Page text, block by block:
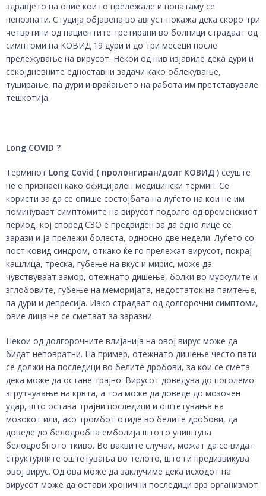
здравјето на оние кои го прележале и понатаму се
непознати. Студија објавена во август покажа дека скоро три
четвртини од пациентите третирани во болници страдаат од
симптоми на КОВИД 19 дури и до три месеци после
прележување на вирусот. Некои од нив изјавиле дека дури и
секојдневните едноставни задачи како облекување,
туширање, па дури и враќањето на работа им претставувале
тешкотија.
Long COVID ?
Терминот Long Covid ( пролонгиран/долг КОВИД ) сеуште
не е признаен како официјален медицински термин. Се
користи за да се опише состојбата на луѓето на кои не им
поминуваат симптомите на вирусот подолго од временскиот
период, кој според СЗО е предвиден за да едно лице се
зарази и ја прележи болеста, односно две недели. Луѓето со
пост ковид синдром, откако ќе го прележат вирусот, покрај
кашлица, треска, губење на вкус и мирис, може да
чувствуваат замор, отежнато дишење, болки во мускулите и
зглобовите, губење на меморијата, недостаток на памтење,
па дури и депресија. Иако страдаат од долгорочни симптоми,
овие лица не се сметаат за заразни.
Некои од долгорочните влијанија на овој вирус може да
бидат неповратни. На пример, отежнато дишење често пати
се должи на последици во белите дробови, за кои се смета
дека може да остане трајно. Вирусот доведува до поголемо
згрутчување на крвта, а тоа може да доведе до мозочен
удар, што остава трајни последици и оштетувања на
мозокот или, ако тромбот отиде во белите дробови, да
доведе до белодробна емболија што го уништува
белодробното ткиво. Во ваквите случаи, можат да се видат
структурните оштетувања во телото, што ги предизвикува
овој вирус. Од ова може да заклучиме дека исходот на
вирусот може да остави хронични последици врз организмот.